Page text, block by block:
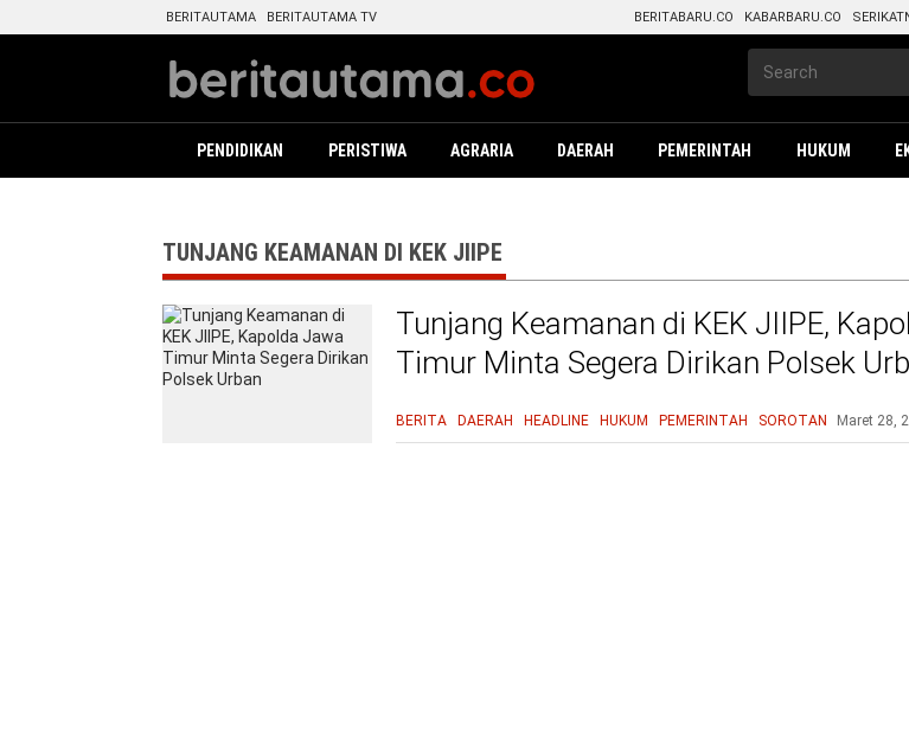
BERITAUTAMA BERITAUTAMA TV BERITABARU.CO KABARBARU.CO
PENDIDIKAN PERISTIWA AGRARIA DAERAH PEMERINTAH HUKUM
TUNJANG KEAMANAN DI KEK JIIPE
Tunjang Keamanan di KEK JIIPE,
Timur Minta Segera Dirikan Polsek
BERITA DAERAH HEADLINE HUKUM PEMERINTAH SOROTAN Maret 28,